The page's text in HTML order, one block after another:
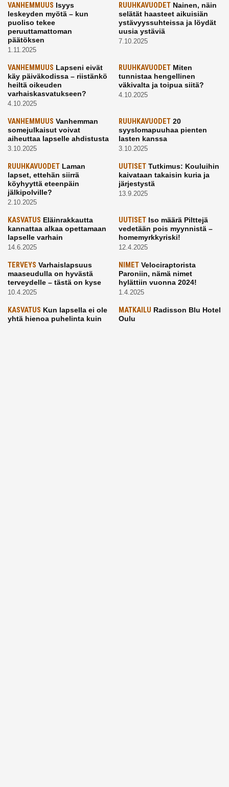
VANHEMMUUS Isyys
leskeyden myötä – kun
puoliso tekee
peruuttamattoman
päätöksen
1.11.2025
RUUHKAVUODETNainen, näin
selätät haasteet aikuisiän
ystävyyssuhteissa ja löydät
uusia ystäviä
7.10.2025
VANHEMMUUS Lapseni eivät
käy päiväkodissa – riistänkö
heiltä oikeuden
varhaiskasvatukseen?
4.10.2025
RUUHKAVUODETMiten
tunnistaa hengellinen
väkivalta ja toipua siitä?
4.10.2025
VANHEMMUUS Vanhemman
somejulkaisut voivat
aiheuttaa lapselle ahdistusta
3.10.2025
RUUHKAVUODET20
syyslomapuuhaa pienten
lasten kanssa
3.10.2025
RUUHKAVUODET Laman
lapset, ettehän siirrä
köyhyyttä eteenpäin
jälkipolville?
2.10.2025
UUTISETTutkimus: Kouluihin
kaivataan takaisin kuria ja
järjestystä
13.9.2025
KASVATUS Eläinrakkautta
kannattaa alkaa opettamaan
lapselle varhain
14.6.2025
UUTISETIso määrä Pilttejä
vedetään pois myynnistä –
homemyrkkyriski!
12.4.2025
TERVEYS Varhaislapsuus
maaseudulla on hyvästä
terveydelle – tästä on kyse
10.4.2025
NIMETVelociraptorista
Paroniin, nämä nimet
hylättiin vuonna 2024!
1.4.2025
KASVATUS Kun lapsella ei ole
yhtä hienoa puhelinta kuin
MATKAILU Radisson Blu Hotel
Oulu